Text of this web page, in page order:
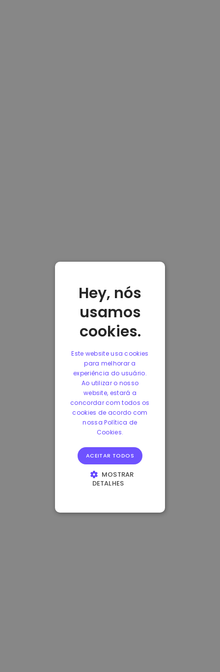
Hey, nós
usamos
cookies.
Este website usa cookies
para melhorar a
experiência do usuário.
Ao utilizar o nosso
website, estará a
concordar com todos os
cookies de acordo com
nossa Política de
Cookies.
ACEITAR TODOS
MOSTRAR
DETALHES